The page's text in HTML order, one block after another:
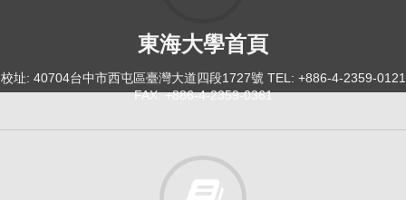
東海大學首頁
校址: 40704台中市西屯區臺灣大道四段1727號 TEL: +886-4-2359-0121
FAX: +886-4-2359-0361